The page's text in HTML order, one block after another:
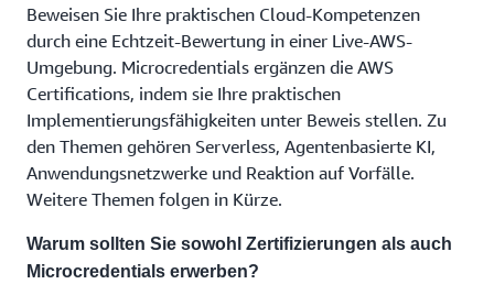
Beweisen Sie Ihre praktischen Cloud-Kompetenzen
durch eine Echtzeit-Bewertung in einer Live-AWS-
Umgebung. Microcredentials ergänzen die AWS
Certifications, indem sie Ihre praktischen
Implementierungsfähigkeiten unter Beweis stellen. Zu
den Themen gehören Serverless, Agentenbasierte KI,
Anwendungsnetzwerke und Reaktion auf Vorfälle.
Weitere Themen folgen in Kürze.
Warum sollten Sie sowohl Zertifizierungen als auch
Microcredentials erwerben?